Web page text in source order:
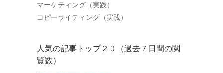
マーケティング（実践）
コピーライティング（実践）
人気の記事トップ２０（過去７日間の閲
覧数）